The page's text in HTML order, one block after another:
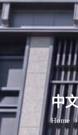
中
Home